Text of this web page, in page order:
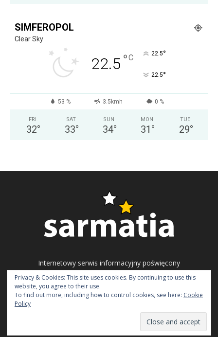
SIMFEROPOL
Clear Sky
22.5 °C 22.5°
22.5°
53 % 3.5kmh 0 %
FRI
32°
SAT
33°
SUN
34°
MON
31 °
TUE
29°
Internetowy serwis informacyjny poświęcony
problematyce ukraińskiego społeczeństwa
obywatelskiego, polityki i gospodarki.
Privacy & Cookies: This site uses cookies. By continuing to use this
website, you agree to their use.
To find out more, including how to control cookies, see here: Cookie
Policy